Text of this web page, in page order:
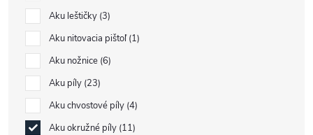
Aku leštičky 3
Aku nitovacia pištoľ 1
Aku nožnice 6
Aku píly 23
Aku chvostové píly 4
Aku okružné píly 11